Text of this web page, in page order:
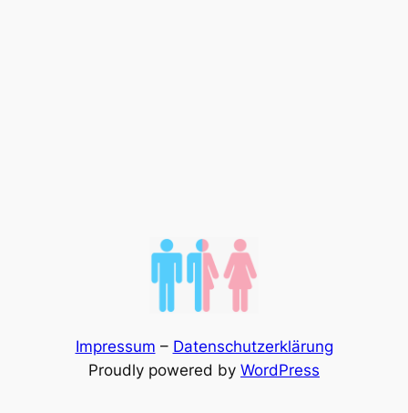
Impressum – Datenschutzerklärung
Proudly powered by WordPress